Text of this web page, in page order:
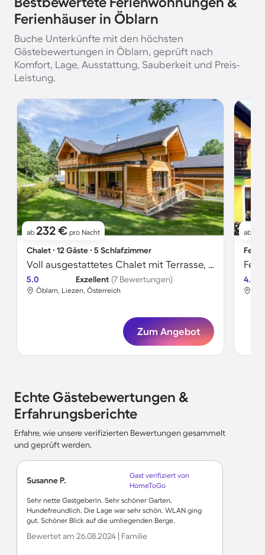
Ferienhäuser in Öblarn
Buche Unterkünfte mit den höchsten
Gästebewertungen in Öblarn, geprüft nach
Komfort, Lage, Ausstattung, Sauberkeit und Preis-
Leistung.
ab 232 € pro Nacht
Chalet ∙ 12 Gäste ∙ 5 Schlafzimmer
Voll ausgestattetes Chalet mit Terrasse, Garten und Sauna
5.0 Exzellent (7 Bewertungen)
Öblarn, Liezen, Österreich
Zum Angebot
ab
4.5
Echte Gästebewertungen &
Erfahrungsberichte
Erfahre, wie unsere verifizierten Bewertungen gesammelt
und geprüft werden.
Susanne P.
Gast verifiziert von
HomeToGo
Sehr nette Gastgeberin. Sehr schöner Garten.
Hundefreundlich. Die Lage war sehr schön. WLAN ging
gut. Schöner Blick auf die umliegenden Berge.
Bewertet am 26.08.2024 | Familie